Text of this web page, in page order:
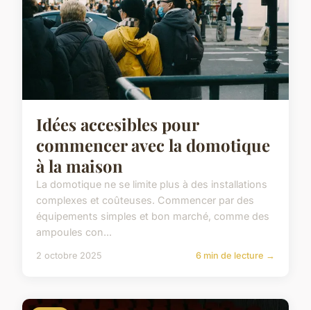
Idées accesibles pour
commencer avec la domotique
à la maison
La domotique ne se limite plus à des installations
complexes et coûteuses. Commencer par des
équipements simples et bon marché, comme des
ampoules con...
2 octobre 2025 6 min de lecture →